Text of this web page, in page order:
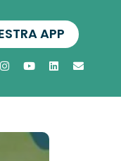
APP